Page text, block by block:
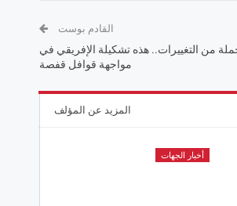
القادم بوست
من التغييرات.. هذه تشكيلة الإفريقي في
مواجهة قوافل قفصة
المزيد عن المؤلف
أخبار الجهات